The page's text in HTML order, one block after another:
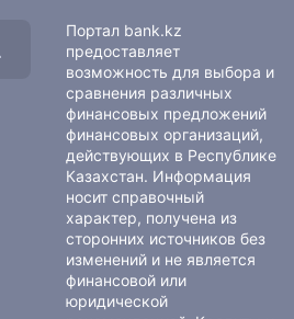
Портал bank.kz
предоставляет
возможность для выбора и
сравнения различных
финансовых предложений
финансовых организаций,
действующих в Республике
Казахстан. Информация
носит справочный
характер, получена из
сторонних источников без
изменений и не является
финансовой или
юридической